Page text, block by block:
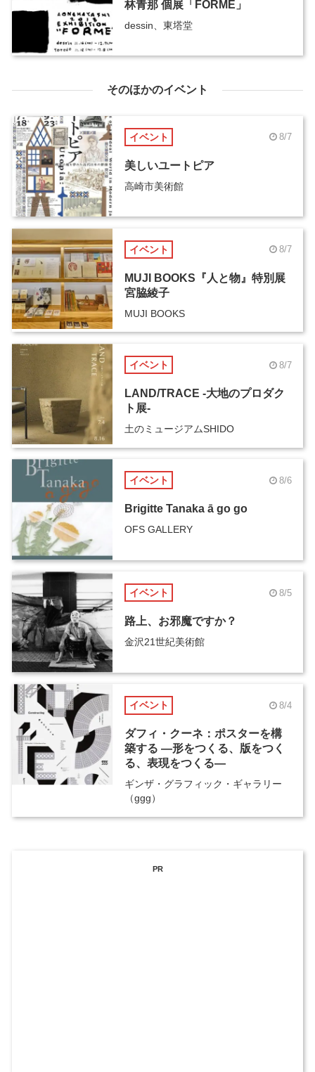
林青那 個展「FORME」
dessin、東塔堂
そのほかのイベント
イベント 8/7
美しいユートピア
高崎市美術館
イベント 8/7
MUJI BOOKS『人と物』特別展
宮脇綾子
MUJI BOOKS
イベント 8/7
LAND/TRACE -大地のプロダク
ト展-
土のミュージアムSHIDO
イベント 8/6
Brigitte Tanaka ā go go
OFS GALLERY
イベント 8/5
路上、お邪魔ですか？
金沢21世紀美術館
イベント 8/4
ダフィ・クーネ：ポスターを構
築する ―形をつくる、版をつく
る、表現をつくる―
ギンザ・グラフィック・ギャラリー
（ggg）
PR